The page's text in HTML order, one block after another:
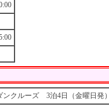
ンクルーズ 3泊4日（金曜日発）